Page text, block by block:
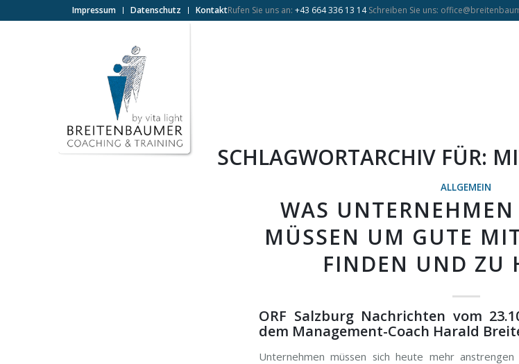
Impressum Datenschutz KontaktRufen Sie uns an: +43 664 336 13 14Schreiben Sie uns:
SCHLAGWORTARCHIV FÜR:
ALLGEMEIN
WAS
MÜSSEN UM GUTE
FINDEN UND ZU
ORF Salzburg Nachrichten vom
dem Management-Coach Harald
Unternehmen müssen sich heute mehr